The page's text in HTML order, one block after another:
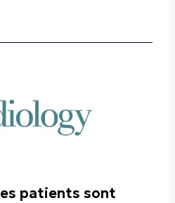
patients sont